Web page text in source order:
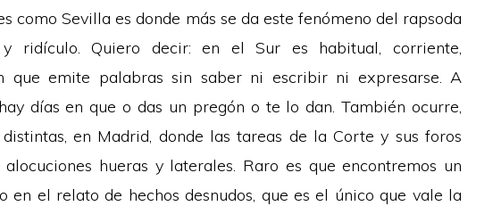
como Sevilla es donde más se da este fenómeno del rapsoda
y ridículo. Quiero decir: en el Sur es habitual, corriente,
que emite palabras sin saber ni escribir ni expresarse. A
días en que o das un pregón o te lo dan. También ocurre,
en Madrid, donde las tareas de la Corte y sus foros
hueras y laterales. Raro es que encontremos un
en el relato de hechos desnudos, que es el único que vale la